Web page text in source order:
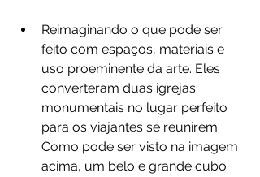
Reimaginando o que pode ser
feito com espaços, materiais e
uso proeminente da arte. Eles
converteram duas igrejas
monumentais no lugar perfeito
para os viajantes se reunirem.
Como pode ser visto na imagem
acima, um belo e grande cubo